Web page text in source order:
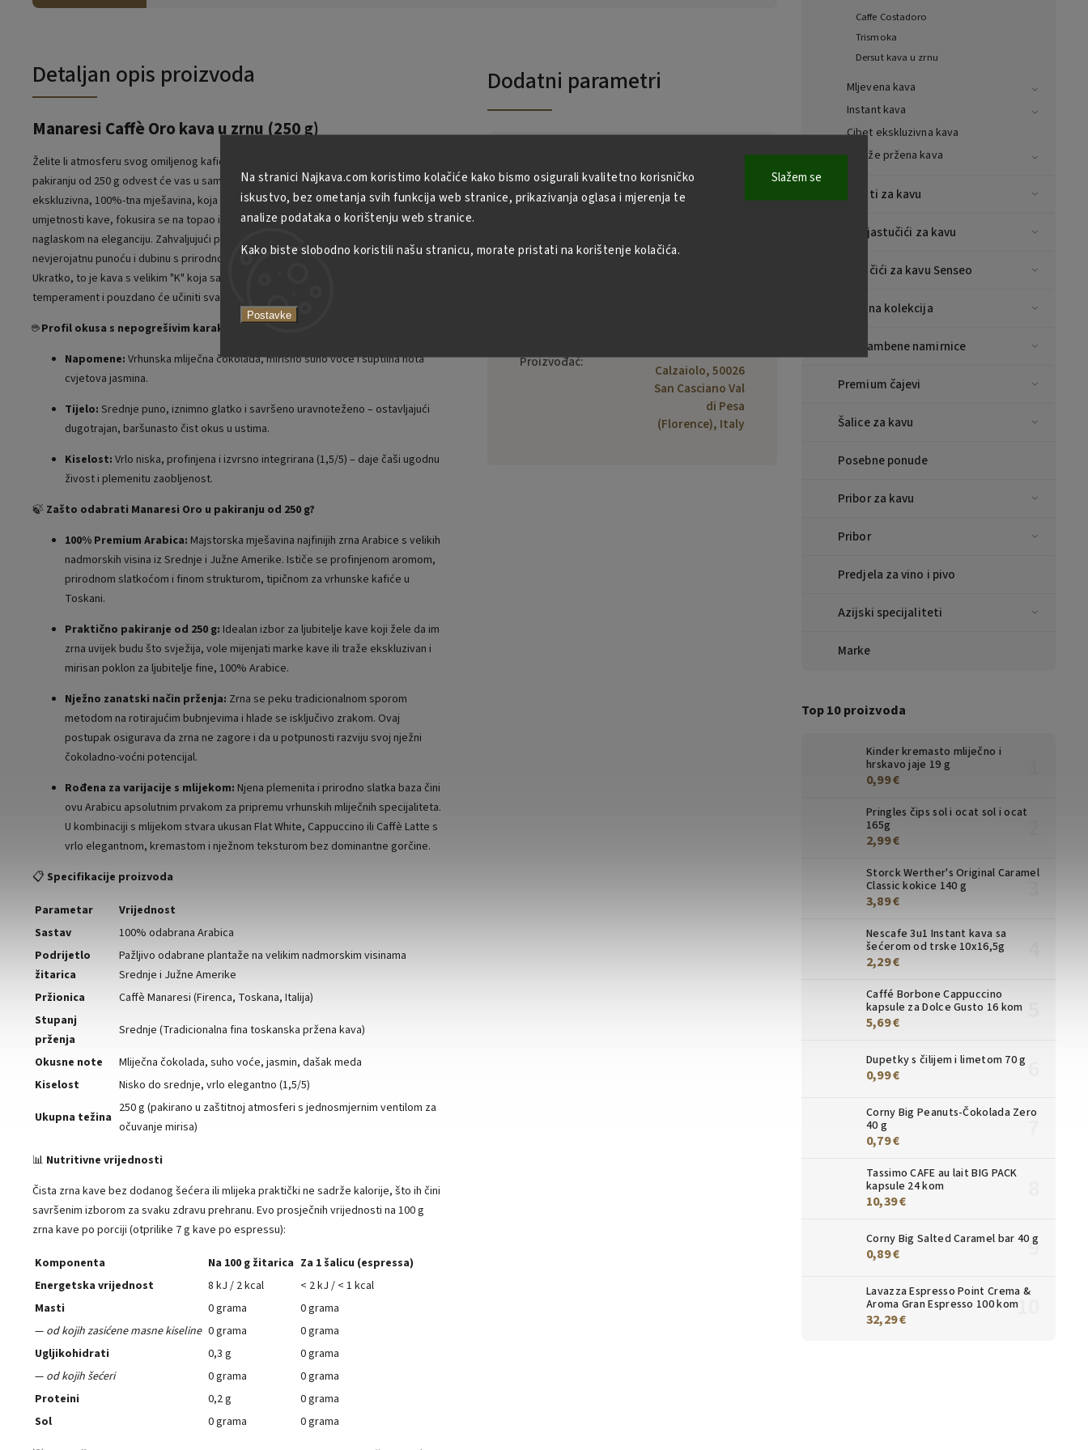
Na stranici Najkava.com koristimo kolačiće kako bismo osigurali kvalitetno korisničko
iskustvo, bez ometanja svih funkcija web stranice, prikazivanja oglasa i mjerenja te
analize podataka o korištenju web stranice.
Kako biste slobodno koristili našu stranicu, morate pristati na korištenje kolačića.
Postavke
Slažem se
Caffe Costadoro
Trismoka
Dersut kava u zrnu
Mljevena kava
Instant kava
Cibet ekskluzivna kava
Svježe pržena kava
Aparati za kavu
E.S.E jastučići za kavu
Jastučići za kavu Senseo
Božićna kolekcija
Prehrambene namirnice
Premium čajevi
Šalice za kavu
Posebne ponude
Pribor za kavu
Pribor
Predjela za vino i pivo
Azijski specijaliteti
Marke
Top 10 proizvoda
Kinder kremasto mliječno i
hrskavo jaje 19 g
0,99 €
Pringles čips sol i ocat sol i ocat
165g
2,99 €
Storck Werther's Original Caramel
Classic kokice 140 g
3,89 €
Nescafe 3u1 Instant kava sa
šećerom od trske 10x16,5g
2,29 €
Caffé Borbone Cappuccino
kapsule za Dolce Gusto 16 kom
5,69 €
Dupetky s čilijem i limetom 70 g
0,99 €
Corny Big Peanuts-Čokolada Zero
40 g
0,79 €
Tassimo CAFE au lait BIG PACK
kapsule 24 kom
10,39 €
Corny Big Salted Caramel bar 40 g
0,89 €
Lavazza Espresso Point Crema &
Aroma Gran Espresso 100 kom
32,29 €
Detaljan opis proizvoda
Manaresi Caffè Oro kava u zrnu (250 g)
Želite li atmosferu svog omiljenog kafića ponijeti kući? Manaresi Oro u praktičnom
pakiranju od 250 g odvest će vas u samu kolijevku renesanse - sunčanu Firencu. Ova
ekskluzivna, 100%-tna mješavina, koja predstavlja zlatni standard firentinske
umjetnosti kave, fokusira se na topao i iznimno bogat profil okusa s maksimalnim
naglaskom na eleganciju. Zahvaljujući preciznom srednjem prženju, zrna dobivaju
nevjerojatnu punoću i dubinu s prirodnom slatkoćom bez traga neželjene gorčine.
Ukratko, to je kava s velikim "K" koja savršeno opisuje sofisticirani talijanski
temperament i pouzdano će učiniti svako jutarnje i popodnevno uživanje ugodnijim.
☕Profil okusa s nepogrešivim karakterom
Napomene: Vrhunska mliječna čokolada, mirisno suho voće i suptilna nota
cvjetova jasmina.
Tijelo: Srednje puno, iznimno glatko i savršeno uravnoteženo – ostavljajući
dugotrajan, baršunasto čist okus u ustima.
Kiselost: Vrlo niska, profinjena i izvrsno integrirana (1,5/5) – daje čaši ugodnu
živost i plemenitu zaobljenost.
🍃 Zašto odabrati Manaresi Oro u pakiranju od 250 g?
100% Premium Arabica: Majstorska mješavina najfinijih zrna Arabice s velikih
nadmorskih visina iz Srednje i Južne Amerike. Ističe se profinjenom aromom,
prirodnom slatkoćom i finom strukturom, tipičnom za vrhunske kafiće u
Toskani.
Praktično pakiranje od 250 g: Idealan izbor za ljubitelje kave koji žele da im
zrna uvijek budu što svježija, vole mijenjati marke kave ili traže ekskluzivan i
mirisan poklon za ljubitelje fine, 100% Arabice.
Nježno zanatski način prženja: Zrna se peku tradicionalnom sporom
metodom na rotirajućim bubnjevima i hlade se isključivo zrakom. Ovaj
postupak osigurava da zrna ne zagore i da u potpunosti razviju svoj nježni
čokoladno-voćni potencijal.
Rođena za varijacije s mlijekom: Njena plemenita i prirodno slatka baza čini
ovu Arabicu apsolutnim prvakom za pripremu vrhunskih mliječnih specijaliteta.
U kombinaciji s mlijekom stvara ukusan Flat White, Cappuccino ili Caffè Latte s
vrlo elegantnom, kremastom i nježnom teksturom bez dominantne gorčine.
📋 Specifikacije proizvoda
Parametar
Vrijednost
Sastav
100% odabrana Arabica
Podrijetlo
žitarica
Pažljivo odabrane plantaže na velikim nadmorskim visinama
Srednje i Južne Amerike
Pržionica
Caffè Manaresi (Firenca, Toskana, Italija)
Stupanj
prženja
Srednje (Tradicionalna fina toskanska pržena kava)
Okusne note
Mliječna čokolada, suho voće, jasmin, dašak meda
Kiselost
Nisko do srednje, vrlo elegantno (1,5/5)
Ukupna težina
250 g (pakirano u zaštitnoj atmosferi s jednosmjernim ventilom za
očuvanje mirisa)
📊 Nutritivne vrijednosti
Čista zrna kave bez dodanog šećera ili mlijeka praktički ne sadrže kalorije, što ih čini
savršenim izborom za svaku zdravu prehranu. Evo prosječnih vrijednosti na 100 g
zrna kave po porciji (otprilike 7 g kave po espressu):
Komponenta Na 100 g žitarica Za 1 šalicu (espressa)
Energetska vrijednost
8 kJ / 2 kcal
< 2 kJ / < 1 kcal
Masti
0 grama
0 grama
— od kojih zasićene masne kiseline 0 grama
0 grama
Ugljikohidrati
0,3 g
0 grama
— od kojih šećeri 0 grama
0 grama
Proteini
0,2 g
0 grama
Sol
0 grama 0 grama
Dodatni parametri
Kategorija
EAN: 8008587000095
Proizvođač:
Localita
Calzaiolo, 50026
San Casciano Val
di Pesa
(Florence), Italy